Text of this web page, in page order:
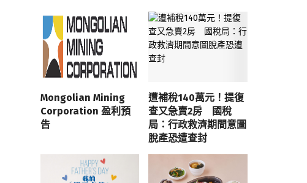
Mongolian Mining
Corporation 盈利預
告
遭補稅140萬元！提復
查又急賣2房 國稅
局：行政救濟期間意圖
脫產恐遭查封